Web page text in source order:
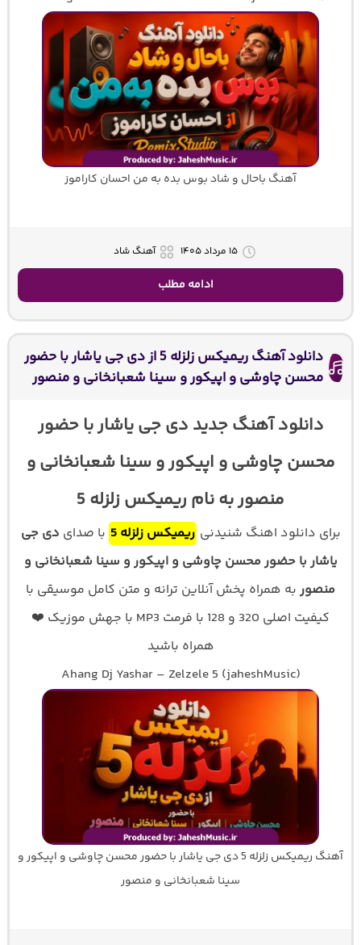
آهنگ باحال و شاد بوس بده به من احسان کاراموز
۱۵ مرداد ۱۴۰۵ آهنگ شاد
ادامه مطلب
دانلود آهنگ ریمیکس زلزله 5 از دی جی یاشار با حضور
محسن چاوشی و اپیکور و سینا شعبانخانی و منصور
دانلود آهنگ جدید دی جی یاشار با حضور
محسن چاوشی و اپیکور و سینا شعبانخانی و
منصور به نام ریمیکس زلزله 5
برای دانلود اهنگ شنیدنی ریمیکس زلزله 5 با صدای دی جی
یاشار با حضور محسن چاوشی و اپیکور و سینا شعبانخانی و
منصور به همراه پخش آنلاین ترانه و متن کامل موسیقی با
کیفیت اصلی 320 و 128 با فرمت MP3 با جهش موزیک ❤️
همراه باشید
Ahang Dj Yashar – Zelzele 5 (jaheshMusic)
آهنگ ریمیکس زلزله 5 دی جی یاشار با حضور محسن چاوشی و اپیکور و
سینا شعبانخانی و منصور